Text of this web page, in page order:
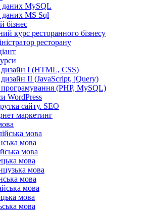
даних MySQL
даних MS Sql
бізнес
курс ресторанного бізнесу
ресторану
дизайн I (HTML, CSS)
II (JavaScript, jQuery)
(PHP, MySQL)
WordPress
сайту. SEO
маркетинг
мова
мова
мова
мова
мова
мова
мова
мова
мова